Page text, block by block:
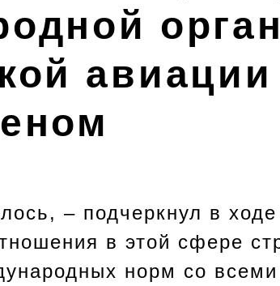
– подчеркнул в ходе
в этой сфере
норм со